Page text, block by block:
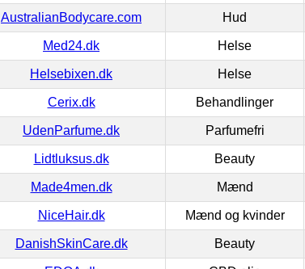
AustralianBodycare.com Hud
Med24.dk Helse
Helsebixen.dk Helse
Cerix.dk Behandlinger
UdenParfume.dk Parfumefri
Lidtluksus.dk Beauty
Made4men.dk Mænd
NiceHair.dk Mænd og kvinder
DanishSkinCare.dk Beauty